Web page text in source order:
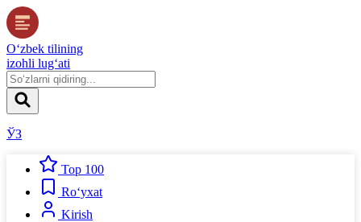
O‘zbek tilining
izohli lug‘ati
ЎЗ
Top 100
Ro‘yxat
Kirish